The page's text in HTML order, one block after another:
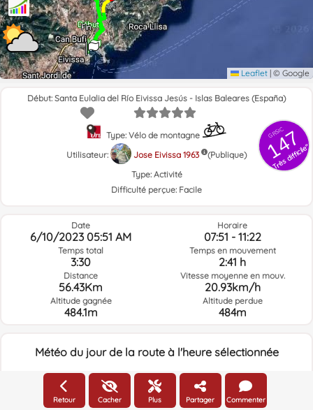
Début
Fin
Leaflet | © Google
GRSIC
147
Très difficile"
Début: Santa Eulalia del Río Eivissa Jesús - Islas Baleares (España)
Type: Vélo de montagne
Utilisateur:
Jose Eivissa 1963
(Publique)
Type: Activité
Difficulté perçue: Facile
Date
6/10/2023 05:51 AM
Temps total
3:30
Distance
56.43Km
Altitude gagnée
484.1m
Horaire
07:51 - 11:22
Temps en mouvement
2:41 h
Vitesse moyenne en mouv.
20.93km/h
Altitude perdue
484m
Météo du jour de la route à l'heure sélectionnée
05:00
Retour Cacher Plus Partager Commenter